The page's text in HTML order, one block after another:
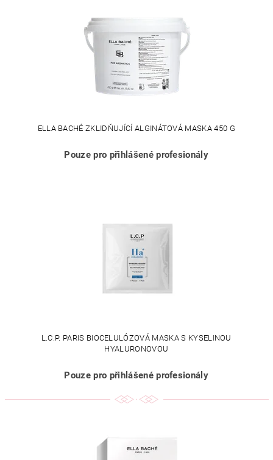
ELLA BACHÉ ZKLIDŇUJÍCÍ ALGINÁTOVÁ MASKA 450 G
Pouze pro přihlášené profesionály
L.C.P. PARIS BIOCELULÓZOVÁ MASKA S KYSELINOU
HYALURONOVOU
Pouze pro přihlášené profesionály